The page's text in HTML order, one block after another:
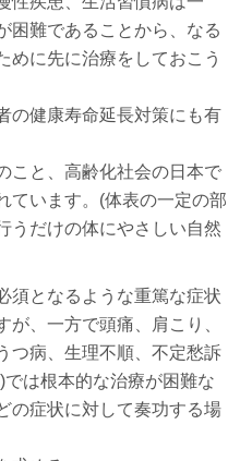
困難であることから、なる
めに先に治療をしておこう
の健康寿命延長対策にも有
こと、高齢化社会の日本で
ています。(体表の一定の部
うだけの体にやさしい自然
須となるような重篤な症状
、一方で頭痛、肩こり、
つ病、生理不順、不定愁訴
は根本的な治療が困難な
の症状に対して奏功する場